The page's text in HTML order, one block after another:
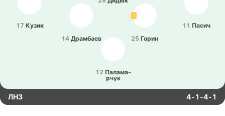
12 Па­ла­ма­
рчук
11 Пасич
25 Горин
14 Дра­мбаев
17 Кузик
ЛНЗ 4-1-4-1